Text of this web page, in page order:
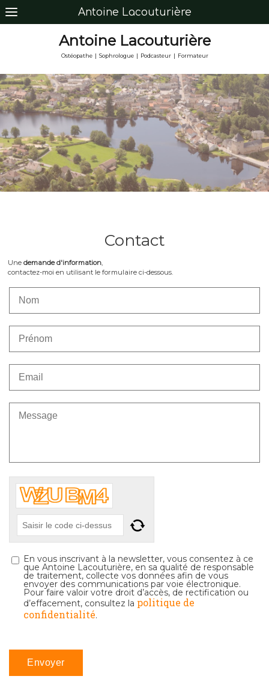
Antoine Lacouturière
Antoine Lacouturière
Ostéopathe | Sophrologue | Podcasteur | Formateur
Contact
Une demande d'information,
contactez-moi en utilisant le formulaire ci-dessous.
En vous inscrivant à la newsletter, vous consentez à ce
que Antoine Lacouturière, en sa qualité de responsable
de traitement, collecte vos données afin de vous
envoyer des communications par voie électronique.
Pour faire valoir votre droit d’accès, de rectification ou
d’effacement, consultez la politique de
confidentialité.